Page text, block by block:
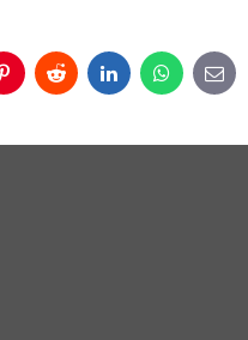
Pinterest
RedditLinkedInWhatsApp
E-
mail